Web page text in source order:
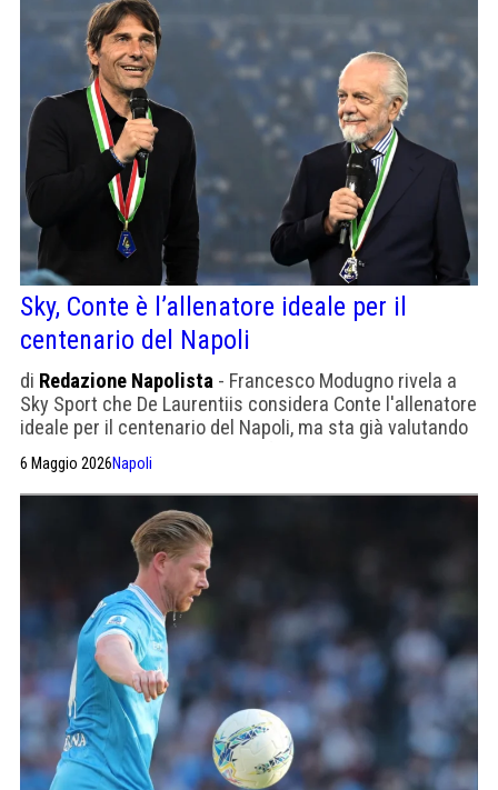
Sky, Conte è l’allenatore ideale per il
centenario del Napoli
di Redazione Napolista - Francesco Modugno rivela a
Sky Sport che De Laurentiis considera Conte l'allenatore
ideale per il centenario del Napoli, ma sta già valutando
6 Maggio 2026Napoli